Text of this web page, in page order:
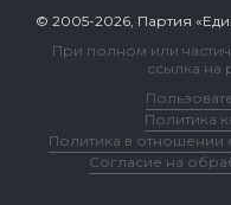
© 2005-2026, Партия
При полном или
ссылка на
Политика
Политика в отношении
Согласие на